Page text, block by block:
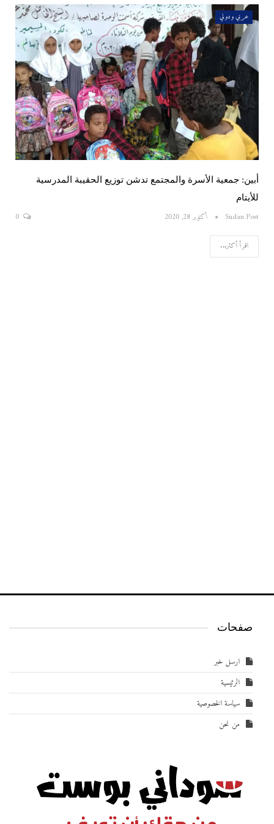
عربي ودولي
أبين: جمعية الأسرة والمجتمع تدشن توزيع الحقيبة المدرسية
للأيتام
Sudan Post أكتوبر 28, 2020
اقرأ أكثر...
صفحات
ارسل خبر
الرئيسية
سياسة الخصوصية
من نحن